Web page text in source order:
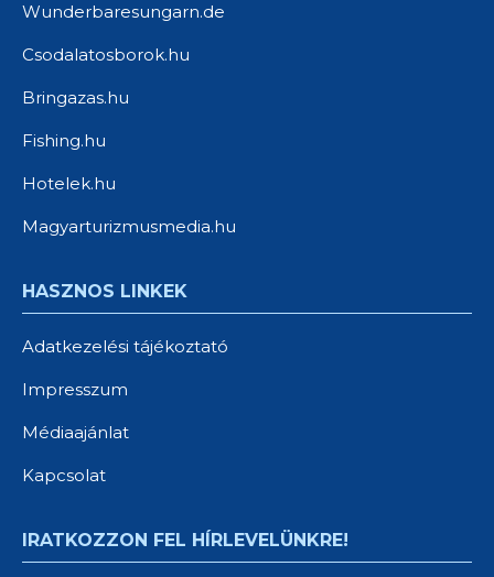
Wunderbaresungarn.de
Csodalatosborok.hu
Bringazas.hu
Fishing.hu
Hotelek.hu
Magyarturizmusmedia.hu
HASZNOS LINKEK
Adatkezelési tájékoztató
Impresszum
Médiaajánlat
Kapcsolat
IRATKOZZON FEL HÍRLEVELÜNKRE!